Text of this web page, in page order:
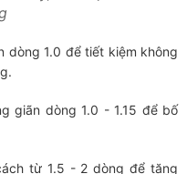
dòng 1.0 để tiết kiệm không
giãn dòng 1.0 - 1.15 để bố
từ 1.5 - 2 dòng để tăng